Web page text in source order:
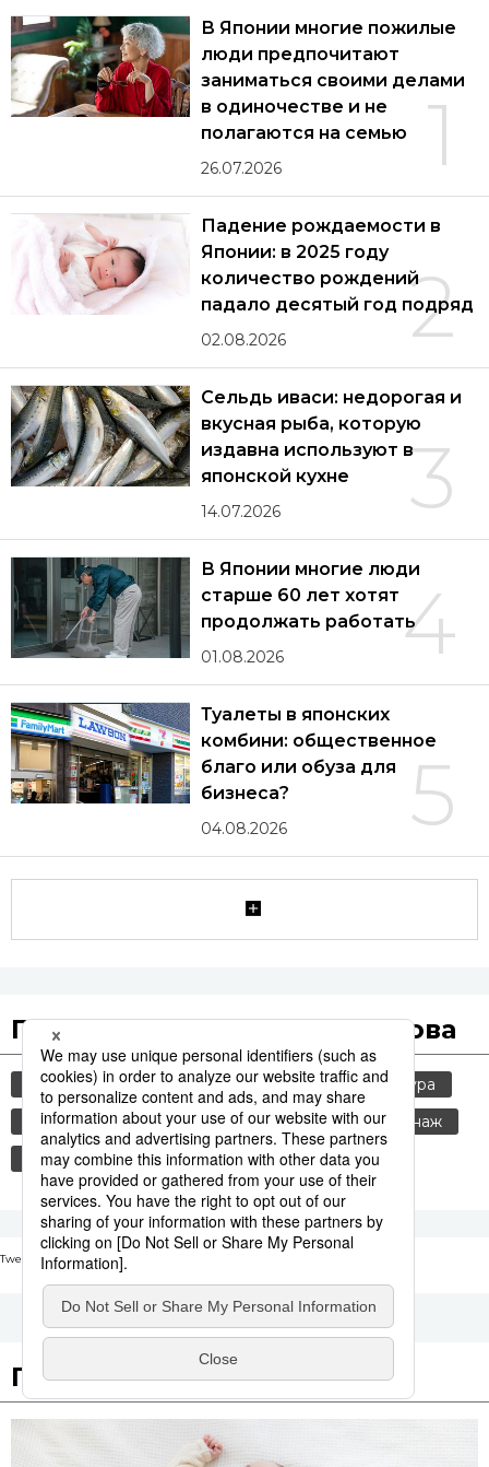
1
В Японии многие пожилые
люди предпочитают
заниматься своими делами
в одиночестве и не
полагаются на семью
26.07.2026
2
Падение рождаемости в
Японии: в 2025 году
количество рождений
падало десятый год подряд
02.08.2026
3
Сельдь иваси: недорогая и
вкусная рыба, которую
издавна используют в
японской кухне
14.07.2026
4
В Японии многие люди
старше 60 лет хотят
продолжать работать
01.08.2026
5
Туалеты в японских
комбини: общественное
благо или обуза для
бизнеса?
04.08.2026
Популярные поисковые слова
общество jiji press политика
культура
история
технологии россия
шпионаж
синкансэн
транспорт
Tweets by nippon_ru
Путеводитель по Японии